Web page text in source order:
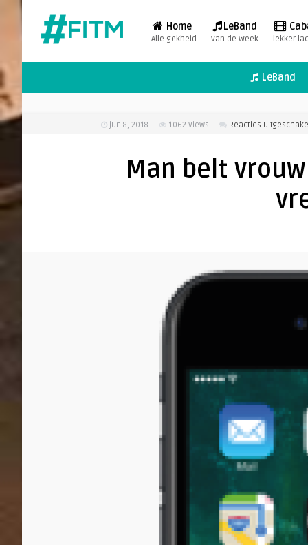
Home
Alle gekheid
LeBand
van de week lekker
LeBand
jun 8, 2018 1062 Views Reacties
Man belt